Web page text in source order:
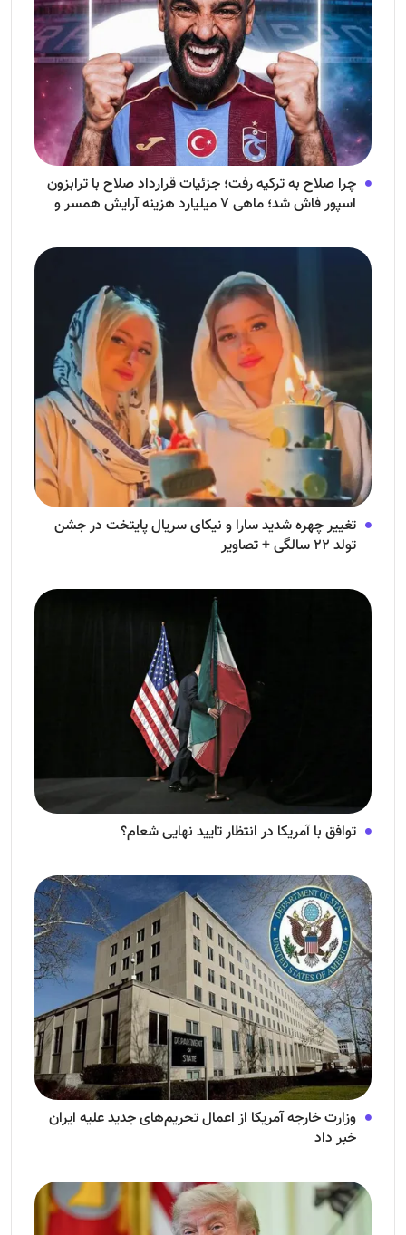
چرا صلاح به ترکیه رفت؛ جزئیات قرارداد صلاح با ترابزون
اسپور فاش شد؛ ماهی ۷ میلیارد هزینه آرایش همسر و
تغییر چهره شدید سارا و نیکای سریال پایتخت در جشن
تولد ۲۲ سالگی + تصاویر
توافق با آمریکا در انتظار تایید نهایی شعام؟
وزارت خارجه آمریکا از اعمال تحریم‌های جدید علیه ایران
خبر داد